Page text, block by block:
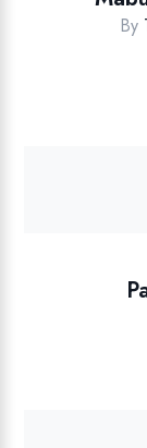
By